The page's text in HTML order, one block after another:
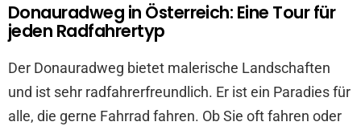
Donauradweg in Österreich: Eine Tour für
jeden Radfahrertyp
Der Donauradweg bietet malerische Landschaften
und ist sehr radfahrerfreundlich. Er ist ein Paradies für
alle, die gerne Fahrrad fahren. Ob Sie oft fahren oder